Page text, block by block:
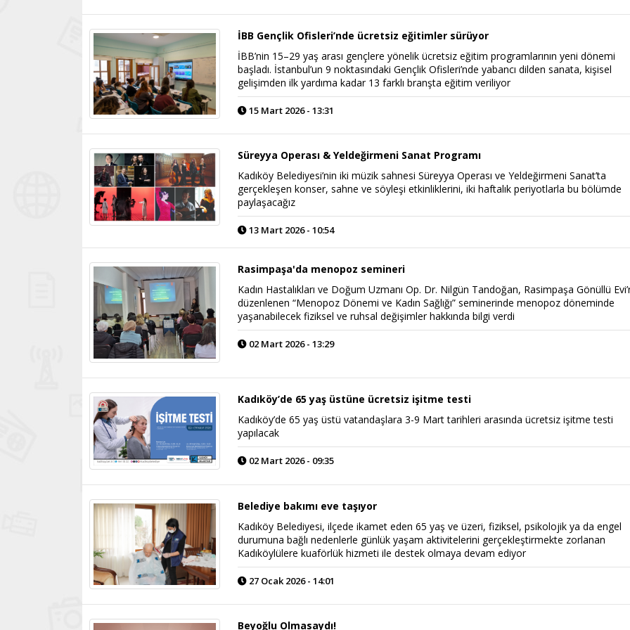
İBB Gençlik Ofisleri’nde ücretsiz eğitimler sürüyor
İBB’nin 15–29 yaş arası gençlere yönelik ücretsiz eğitim programlarının yeni dönemi
başladı. İstanbul’un 9 noktasındaki Gençlik Ofisleri’nde yabancı dilden sanata, kişisel
gelişimden ilk yardıma kadar 13 farklı branşta eğitim veriliyor
15 Mart 2026 - 13:31
Süreyya Operası & Yeldeğirmeni Sanat Programı
Kadıköy Belediyesi’nin iki müzik sahnesi Süreyya Operası ve Yeldeğirmeni Sanat’ta
gerçekleşen konser, sahne ve söyleşi etkinliklerini, iki haftalık periyotlarla bu bölümde
paylaşacağız
13 Mart 2026 - 10:54
Rasimpaşa'da menopoz semineri
Kadın Hastalıkları ve Doğum Uzmanı Op. Dr. Nilgün Tandoğan, Rasimpaşa Gönüllü
düzenlenen “Menopoz Dönemi ve Kadın Sağlığı” seminerinde menopoz döneminde
yaşanabilecek fiziksel ve ruhsal değişimler hakkında bilgi verdi
02 Mart 2026 - 13:29
Kadıköy’de 65 yaş üstüne ücretsiz işitme testi
Kadıköy’de 65 yaş üstü vatandaşlara 3-9 Mart tarihleri arasında ücretsiz işitme testi
yapılacak
02 Mart 2026 - 09:35
Belediye bakımı eve taşıyor
Kadıköy Belediyesi, ilçede ikamet eden 65 yaş ve üzeri, fiziksel, psikolojik ya da engel
durumuna bağlı nedenlerle günlük yaşam aktivitelerini gerçekleştirmekte zorlanan
Kadıköylülere kuaförlük hizmeti ile destek olmaya devam ediyor
27 Ocak 2026 - 14:01
Beyoğlu Olmasaydı!